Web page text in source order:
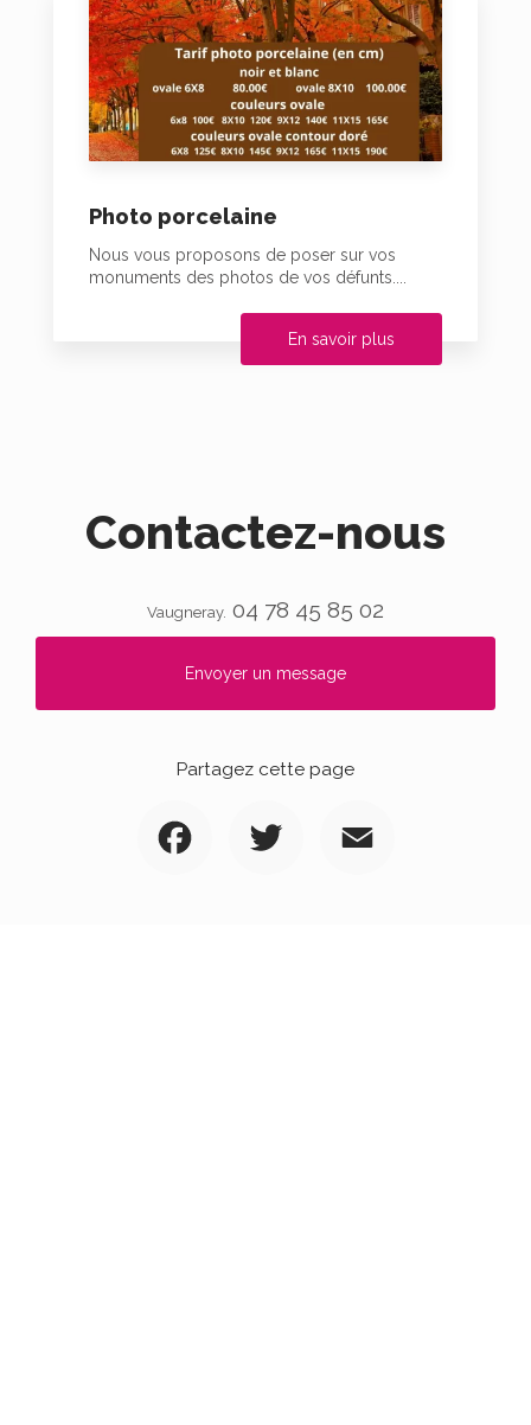
Photo porcelaine
Nous vous proposons de poser sur vos
monuments des photos de vos défunts....
En savoir plus
Contactez-nous
Vaugneray. 04 78 45 85 02
Envoyer un message
Partagez cette page